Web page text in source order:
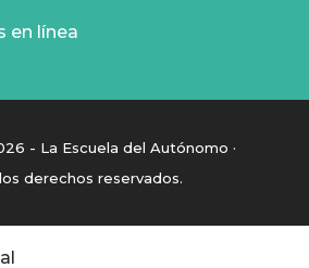
en línea
- La Escuela del Autónomo ·
derechos reservados.